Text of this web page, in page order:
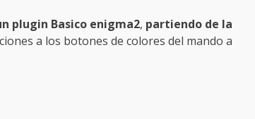
plugin Basico enigma2, partiendo de la
a los botones de colores del mando a